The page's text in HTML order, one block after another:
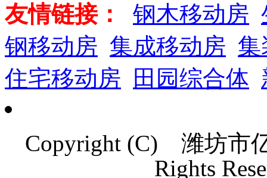
友情链接： 钢木移动房
钢移动房 集成移动房 集
住宅移动房
田园综合体
Copyright (C) 潍坊市
Rights